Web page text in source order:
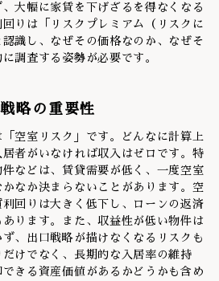
大幅に家賃を下げざるを得なくなる
りは「リスクプレミアム（リスクに
識し、なぜその価格なのか、なぜそ
調査する姿勢が必要です。
略の重要性
空室リスク」です。どんなに計算上
者がいなければ収入はゼロです。特
などは、賃貸需要が低く、一度空室
なか決まらないことがあります。空
回りは大きく低下し、ローンの返済
ります。また、収益性が低い物件は
、出口戦略が描けなくなるリスクも
けでなく、長期的な入居率の維持
きる資産価値があるかどうかも含め